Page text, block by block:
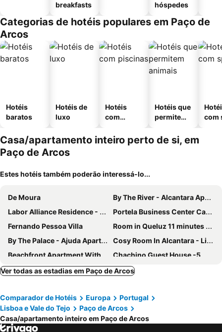
breakfasts
hóspedes
Categorias de hotéis populares em Paço de
Arcos
Hotéis
baratos
Hotéis de
luxo
Hotéis
com
Hotéis que
permitem
com
Casa/apartamento inteiro perto de si, em
Paço de Arcos
Estes hotéis também poderão interessá-lo...
De Moura
By The River - Alcantara Apartments
Labor Alliance Residence - Room 13 By Lovelystay
Portela Business Center Carnaxide
Fernando Pessoa Villa
Room in Queluz 11 minutes from Lisbon
By The Palace - Ajuda Apartments
Cosy Room In Alcantara - Lisboa
Beachfront Apartment With Pool & Parking
Chachino Guest House -5 Minuets Walk From Train & Bus Station
FLH Studio Cascais
Deluxe 3-bedroom Duplex With Stunning Lisbon Views
Maresol-apartment In Front Of The Beach
Amadora Terrace View
Gama House
Belem Studio - Near Main Touristic Area
Melhor Praia A Sul De Lisboa- Costa Da Caparica - 2º Piso / Apartamento
Ver todas as estadias em Paço de Arcos
Comparador de Hotéis Europa
Portugal
Lisboa e Vale do Tejo
Paço de Arcos
Casa/apartamento inteiro em Paço de Arcos